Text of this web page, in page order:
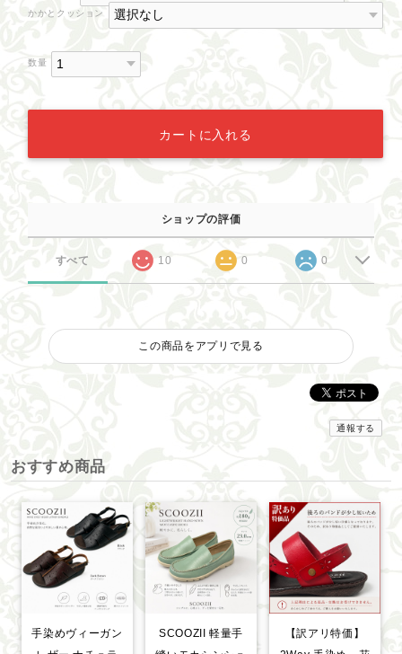
かかとクッション
数量
カートに入れる
ショップの評価
すべて 10 0 0
この商品をアプリで見る
通報する
おすすめ商品
手染めヴィーガン
SCOOZII 軽量手
【訳アリ特価】